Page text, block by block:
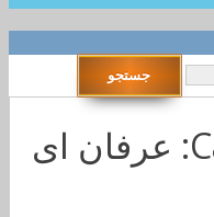
Category Archives: عرفان ای